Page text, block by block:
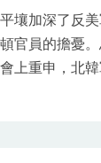
壤加深了反
官員的擔憂
上重申，北